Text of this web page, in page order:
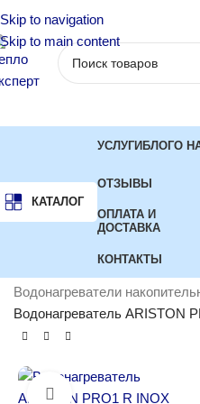
Skip to navigation
Skip to main content
КАТАЛОГ
УСЛУГИБЛОГО
ОТЗЫВЫ
ОПЛАТА И
ДОСТАВКА
КОНТАКТЫ
Водонагреватели
Водонагреватель ARISTON
Нажмите, чтобы